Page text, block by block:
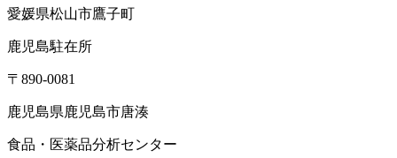
愛媛県松山市鷹子町
鹿児島駐在所
〒890-0081
鹿児島県鹿児島市唐湊
食品・医薬品分析センター